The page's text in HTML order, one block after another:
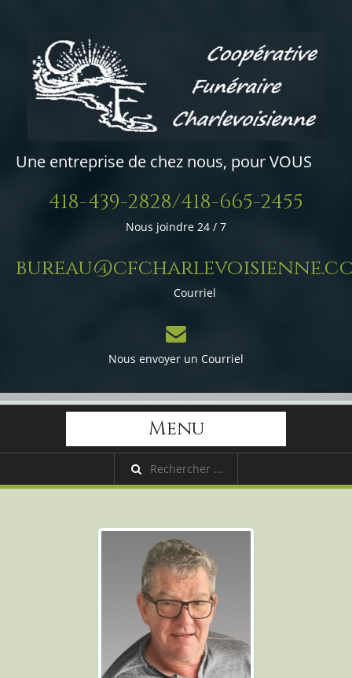
Une entreprise de chez nous, pour VOUS
418-439-2828/418-665-2455
Nous joindre 24 / 7
Courriel
Nous envoyer un Courriel
Menu